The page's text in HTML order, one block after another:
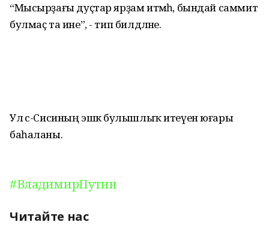
“Мысырҙағы дуҫтар ярҙам итмәһә, бындай саммит
булмаҫ та ине”, - тип билдәләне.
Ул әс-Сисиның эшкә булышлыҡ итеүен юғары
баһаланы.
#ВладимирПутин
Читайте нас